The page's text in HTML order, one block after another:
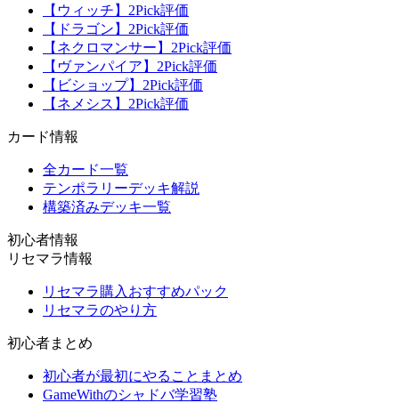
【ウィッチ】2Pick評価
【ドラゴン】2Pick評価
【ネクロマンサー】2Pick評価
【ヴァンパイア】2Pick評価
【ビショップ】2Pick評価
【ネメシス】2Pick評価
カード情報
全カード一覧
テンポラリーデッキ解説
構築済みデッキ一覧
初心者情報
リセマラ情報
リセマラ購入おすすめパック
リセマラのやり方
初心者まとめ
初心者が最初にやることまとめ
GameWithのシャドバ学習塾